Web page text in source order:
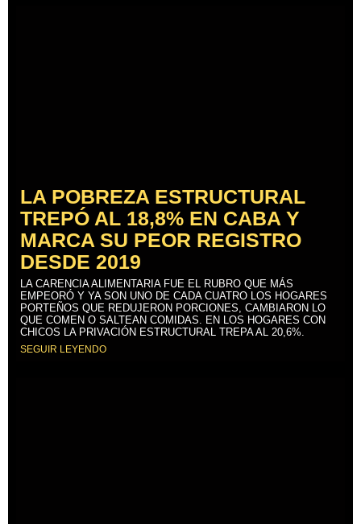
LA POBREZA ESTRUCTURAL
TREPÓ AL 18,8% EN CABA Y
MARCA SU PEOR REGISTRO
DESDE 2019
LA CARENCIA ALIMENTARIA FUE EL RUBRO QUE MÁS
EMPEORÓ Y YA SON UNO DE CADA CUATRO LOS HOGARES
PORTEÑOS QUE REDUJERON PORCIONES, CAMBIARON LO
QUE COMEN O SALTEAN COMIDAS. EN LOS HOGARES CON
CHICOS LA PRIVACIÓN ESTRUCTURAL TREPA AL 20,6%.
SEGUIR LEYENDO